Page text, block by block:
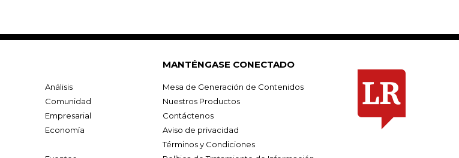
Análisis
Comunidad
Empresarial
Economía
MANTÉNGASE CONECTADO
Mesa de Generación de Contenidos
Nuestros Productos
Contáctenos
Aviso de privacidad
Términos y Condiciones